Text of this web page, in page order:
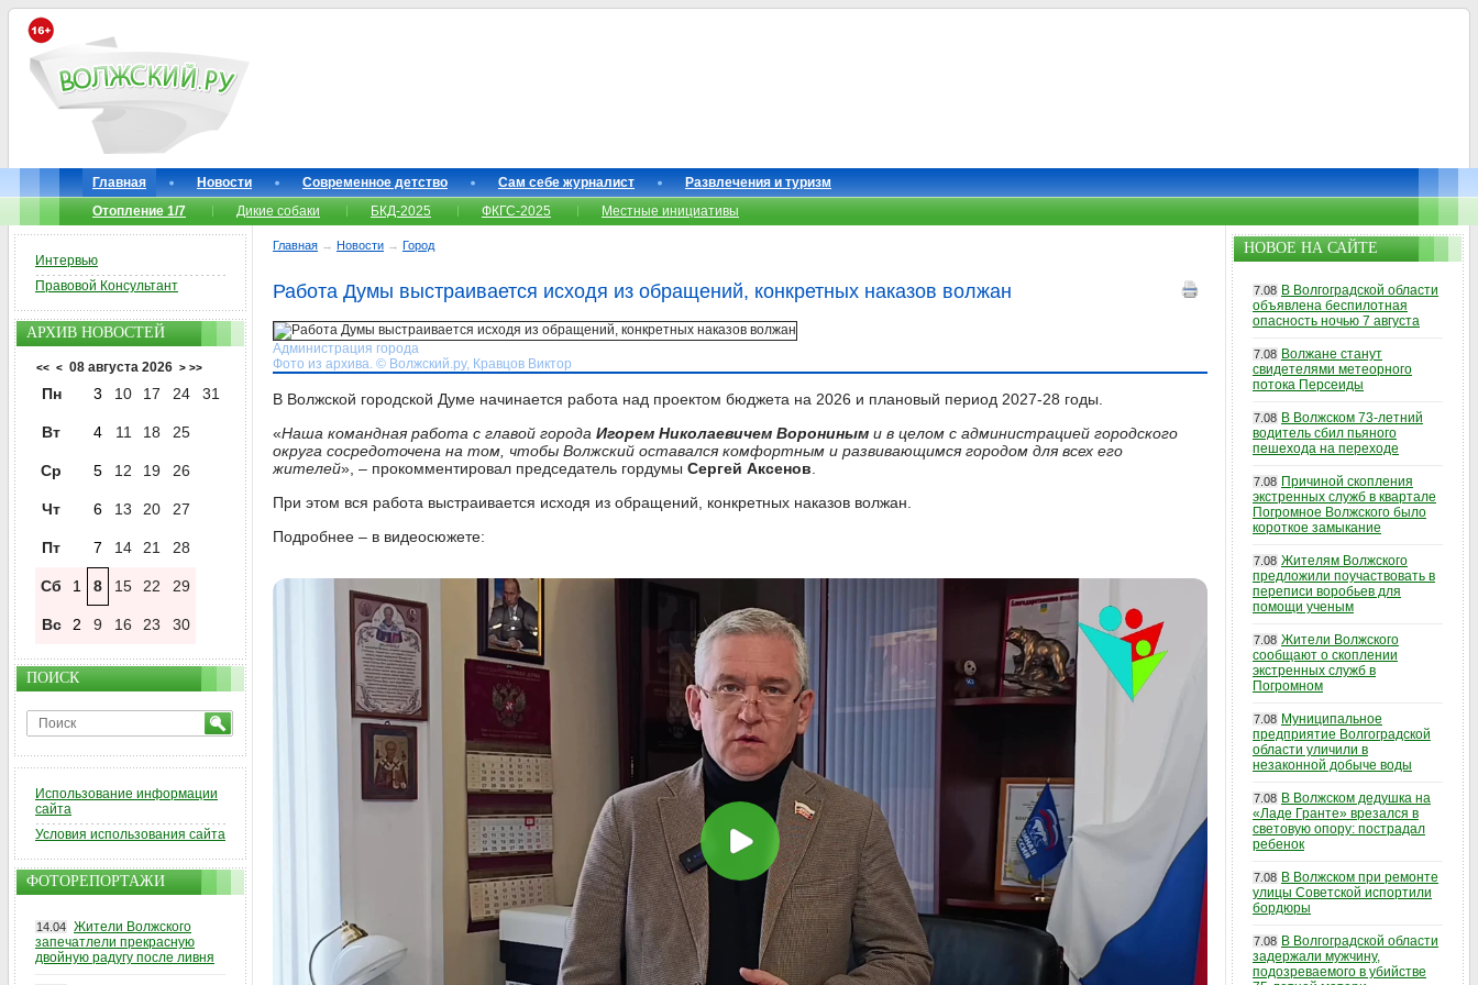
Главная Новости Современное детство Сам себе журналист
Развлечения и туризм
Отопление 1/7
Дикие собаки БКД-2025 ФКГС-2025 Местные инициативы
Главная → Новости → Город
Работа Думы выстраивается исходя из обращений, конкретных наказов волжан
Администрация города
Фото из архива. © Волжский.ру, Кравцов Виктор
В Волжской городской Думе начинается работа над проектом бюджета на 2026 и плановый период 2027-28 годы.
«Наша командная работа с главой города Игорем Николаевичем Ворониным и в целом с администрацией городского
округа сосредоточена на том, чтобы Волжский оставался комфортным и развивающимся городом для всех его
жителей», – прокомментировал председатель гордумы Сергей Аксенов
При этом вся работа выстраивается исходя из обращений, конкретных наказов волжан.
Подробнее – в видеосюжете:
Интервью
Правовой Консультант
АРХИВ НОВОСТЕЙ
<< < 08 августа 2026 > >>
Пн 3 10 17 24 31
Вт 4 11 18 25
Ср 5 12 19 26
Чт 6 13 20 27
Пт 7 14 21 28
Сб 1 8 15 22 29
Вс 2 9 16 23 30
ПОИСК
Использование информации
сайта
Условия использования сайта
ФОТОРЕПОРТАЖИ
14.04 Жители Волжского
запечатлели прекрасную
двойную радугу после ливня
НОВОЕ НА САЙТЕ
7.08 В Волгоградской области
объявлена беспилотная
опасность ночью 7 августа
7.08 Волжане станут
свидетелями метеорного
потока Персеиды
7.08 В Волжском 73-летний
водитель сбил пьяного
пешехода на переходе
7.08 Причиной скопления
экстренных служб в квартале
Погромное Волжского было
короткое замыкание
7.08 Жителям Волжского
предложили поучаствовать в
переписи воробьев для
помощи ученым
7.08 Жители Волжского
сообщают о скоплении
экстренных служб в
Погромном
7.08 Муниципальное
предприятие Волгоградской
области уличили в
незаконной добыче воды
7.08 В Волжском дедушка на
«Ладе Гранте» врезался в
световую опору: пострадал
ребенок
7.08 В Волжском при ремонте
улицы Советской испортили
бордюры
7.08 В Волгоградской области
задержали мужчину,
подозреваемого в убийстве